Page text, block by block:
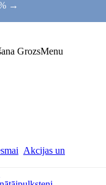
→
GrozsMenu
Akcijas un